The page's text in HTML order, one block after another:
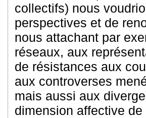
collectifs) nous
perspectives et de
nous attachant par
réseaux, aux
de résistances aux
aux controverses
mais aussi aux
dimension affective